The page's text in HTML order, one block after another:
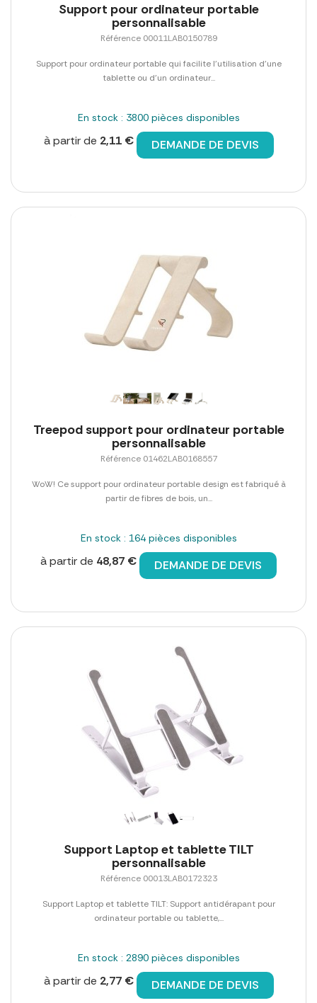
Support pour ordinateur portable
personnalisable
Référence 00011LAB0150789
Support pour ordinateur portable qui facilite l'utilisation d'une
tablette ou d'un ordinateur...
En stock : 3800 pièces disponibles
à partir de 2,11 € DEMANDE DE DEVIS
Treepod support pour ordinateur portable
personnalisable
Référence 01462LAB0168557
WoW! Ce support pour ordinateur portable design est fabriqué à
partir de fibres de bois, un...
En stock : 164 pièces disponibles
à partir de 48,87 € DEMANDE DE DEVIS
Support Laptop et tablette TILT
personnalisable
Référence 00013LAB0172323
Support Laptop et tablette TILT: Support antidérapant pour
ordinateur portable ou tablette,...
En stock : 2890 pièces disponibles
à partir de 2,77 € DEMANDE DE DEVIS